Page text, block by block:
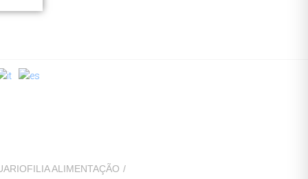
ALIMENTAÇÃO /